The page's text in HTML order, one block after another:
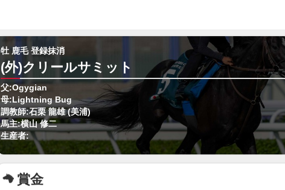
牡 鹿毛 登録抹消
(外)クリールサミット
父:Ogygian
母:Lightning Bug
調教師:石栗 龍雄 (美浦)
馬主:横山 修二
生産者:
賞金